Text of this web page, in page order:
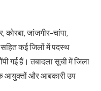
कोरबा, जांजगीर-चांपा,
सहित कई जिलों में पदस्थ
गई हैं। तबादला सूची में जिला
आयुक्तों और आबकारी उप